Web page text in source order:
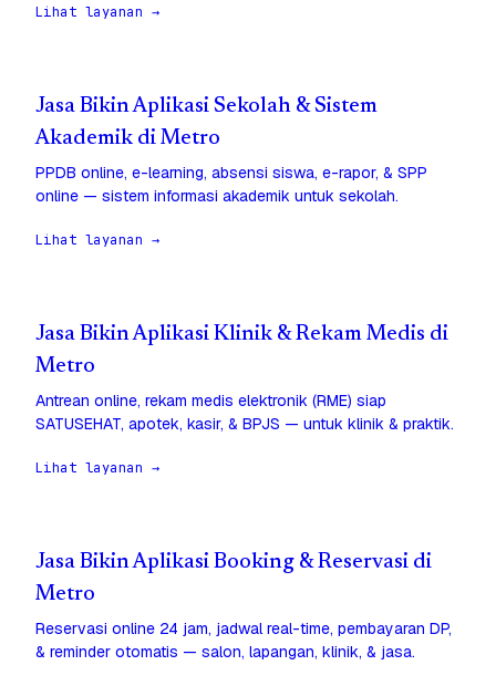
Lihat layanan →
Jasa Bikin Aplikasi Sekolah & Sistem
Akademik di Metro
PPDB online, e-learning, absensi siswa, e-rapor, & SPP
online — sistem informasi akademik untuk sekolah.
Lihat layanan →
Jasa Bikin Aplikasi Klinik & Rekam Medis di
Metro
Antrean online, rekam medis elektronik (RME) siap
SATUSEHAT, apotek, kasir, & BPJS — untuk klinik & praktik.
Lihat layanan →
Jasa Bikin Aplikasi Booking & Reservasi di
Metro
Reservasi online 24 jam, jadwal real-time, pembayaran DP,
& reminder otomatis — salon, lapangan, klinik, & jasa.